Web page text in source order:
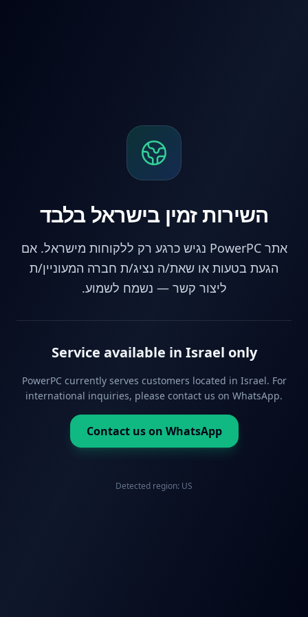
השירות זמין בישראל בלבד
אתר PowerPC נגיש כרגע רק ללקוחות מישראל. אם
הגעת בטעות או שאת/ה נציג/ת חברה המעוניין/ת
ליצור קשר — נשמח לשמוע.
Service available in Israel only
PowerPC currently serves customers located in Israel. For
international inquiries, please contact us on WhatsApp.
Contact us on WhatsApp
Detected region: US